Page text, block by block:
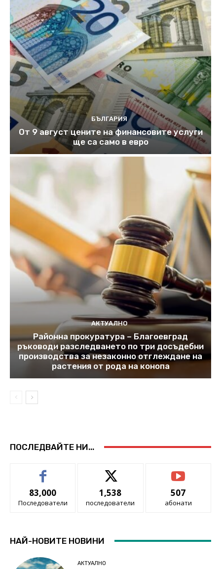
БЪЛГАРИЯ
От 9 август цените на финансовите услуги
ще са само в евро
АКТУАЛНО
Районна прокуратура – Благоевград
ръководи разследването по три досъдебни
производства за незаконно отглеждане на
растения от рода на конопа
ПОСЛЕДВАЙТЕ НИ...
83,000
Последователи
1,538
последователи
507
абонати
НАЙ-НОВИТЕ НОВИНИ
АКТУАЛНО